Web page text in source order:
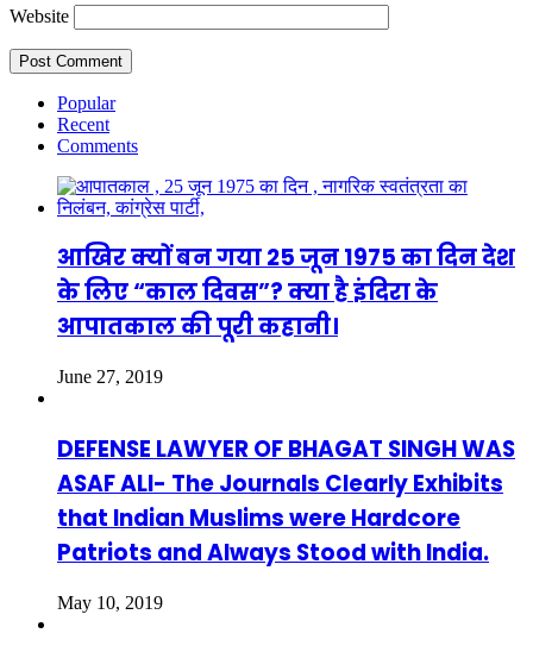
Website
Popular
Recent
Comments
आखिर क्यों बन गया 25 जून 1975 का दिन देश
के लिए “काल दिवस”? क्या है इंदिरा के
आपातकाल की पूरी कहानी।
June 27, 2019
DEFENSE LAWYER OF BHAGAT SINGH WAS
ASAF ALI- The Journals Clearly Exhibits
that Indian Muslims were Hardcore
Patriots and Always Stood with India.
May 10, 2019